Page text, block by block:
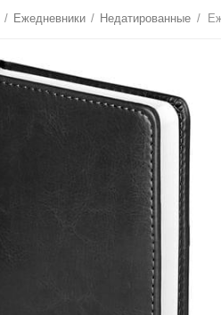
/ Ежедневники / Недатированные /